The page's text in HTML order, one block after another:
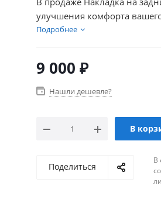
улучшения комфорта вашего автомобиля. В нашем
множество товаров для
Подробнее
9 000 ₽
Нашли дешевле?
В
Поделиться
В